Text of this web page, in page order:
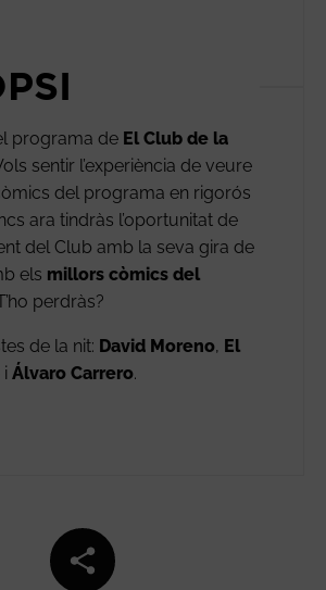
programa de El Club de la
sentir l’experiència de veure
del programa en rigorós
ara tindràs l’oportunitat de
del Club amb la seva gira de
els millors còmics del
perdràs?
de la nit: David Moreno, El
i Álvaro Carrero.